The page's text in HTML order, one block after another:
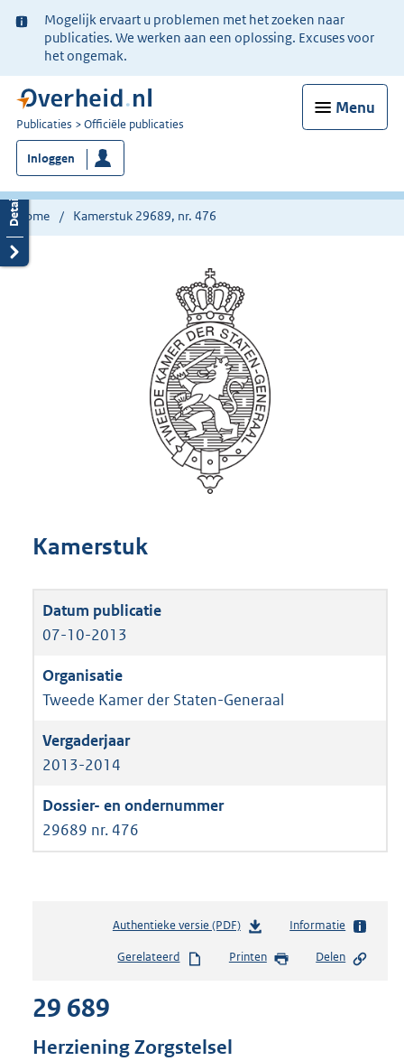
Ter
informatie:
Mogelijk ervaart u problemen met het zoeken naar
publicaties. We werken aan een oplossing. Excuses voor
het ongemak.
Menu
U
bent
nu
hier:
Publicaties Officiële publicaties
Inloggen
Home Kamerstuk 29689, nr. 476
Kamerstuk
07-10-2013
Tweede Kamer der Staten-Generaal
2013-2014
29689 nr. 476
Authentieke versie (PDF)b
s
Informatie
Gerelateerd Printen Delen
29 689
Herziening Zorgstelsel